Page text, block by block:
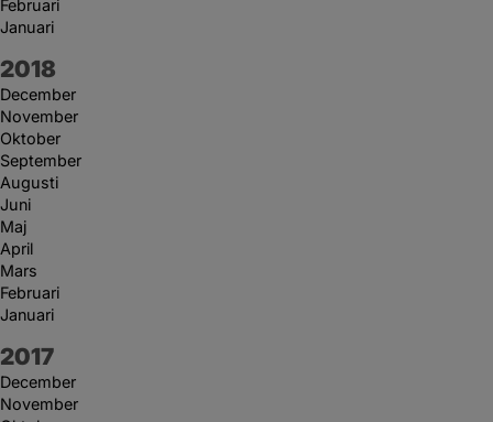
Februari
Januari
År:
2018
December
November
Oktober
September
Augusti
Juni
Maj
April
Mars
Februari
Januari
År:
2017
December
November